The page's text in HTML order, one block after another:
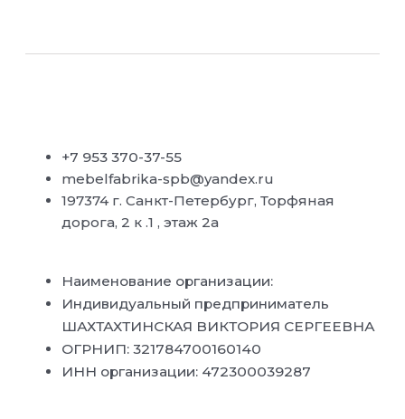
+7 953 370-37-55
mebelfabrika-spb@yandex.ru
197374 г. Санкт-Петербург, Торфяная
дорога, 2 к .1 , этаж 2а
Наименование организации:
Индивидуальный предприниматель
ШАХТАХТИНСКАЯ ВИКТОРИЯ СЕРГЕЕВНА
ОГРНИП: 321784700160140
ИНН организации: 472300039287